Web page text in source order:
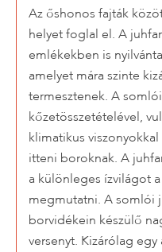
Az őshonos fajták
helyet foglal el. A
emlékekben is
amelyet mára szinte
termesztenek. A
kőzetösszetételével,
klimatikus
itteni boroknak. A
a különleges ízvilágot
megmutatni. A somlói
borvidékein készülő
versenyt. Kizárólag